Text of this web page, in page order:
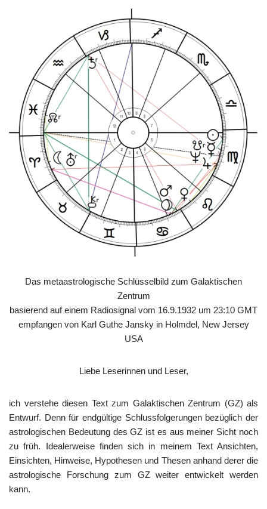
Das metaastrologische Schlüsselbild zum Galaktischen
Zentrum
basierend auf einem Radiosignal vom 16.9.1932 um 23:10 GMT
empfangen von Karl Guthe Jansky in Holmdel, New Jersey
USA
Liebe Leserinnen und Leser,
ich verstehe diesen Text zum Galaktischen Zentrum (GZ) als
Entwurf. Denn für endgültige Schlussfolgerungen bezüglich der
astrologischen Bedeutung des GZ ist es aus meiner Sicht noch
zu früh. Idealerweise finden sich in meinem Text Ansichten,
Einsichten, Hinweise, Hypothesen und Thesen anhand derer die
astrologische Forschung zum GZ weiter entwickelt werden
kann.